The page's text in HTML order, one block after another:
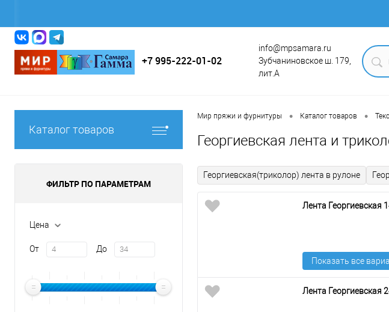
+7 995-222-01-02
info@mpsamara.ru
Зубчаниновское ш. 179,
лит.А
Каталог товаров
ФИЛЬТР ПО ПАРАМЕТРАМ
Цена
От До
Мир пряжи и фурнитуры • Каталог товаров •
Георгиевская лента и
Георгиевская(триколор) лента в рулоне
Лента Георгиевская
Лента Георгиевская